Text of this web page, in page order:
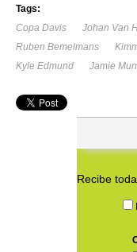
Tags:
Copa Davis
Johan Van
Ruben Bemelmans
Kyle Edmund
Jamie
Recibe